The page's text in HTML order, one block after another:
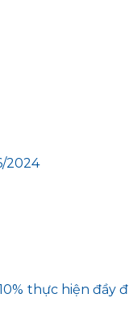
2024
thực hiện đầy